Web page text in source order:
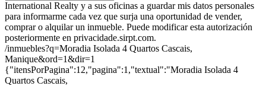
International Realty y a sus oficinas a guardar mis datos personales
para informarme cada vez que surja una oportunidad de vender,
comprar o alquilar un inmueble. Puede modificar esta autorización
posteriormente en privacidade.sirpt.com.
/inmuebles?q=Moradia Isolada 4 Quartos Cascais,
Manique&ord=1&dir=1
{"itensPorPagina":12,"pagina":1,"textual":"Moradia Isolada 4
Quartos Cascais,